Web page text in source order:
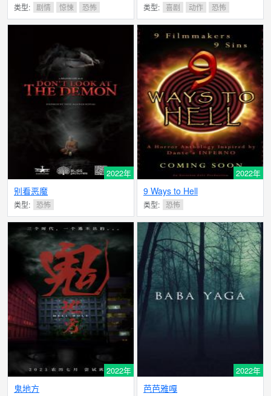
类型: 剧情 惊悚 恐怖
类型: 喜剧 动作 恐怖
2022年
别看恶魔
类型: 恐怖
2022年
9 Ways to Hell
类型: 恐怖
2022年
鬼地方
2022年
芭芭雅嘎